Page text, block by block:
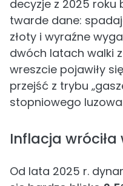
decyzje z 2025 roku
twarde dane:
złoty i wyraźne
dwóch latach walki
wreszcie pojawiły
przejść z trybu
stopniowego
Inflacja wróciła
Od lata 2025 r.